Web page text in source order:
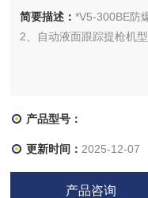
简要描述：*V5-300BE防
2、自动液面跟踪提枪机型
产品型号：
更新时间： 2025-12-07
产品咨询